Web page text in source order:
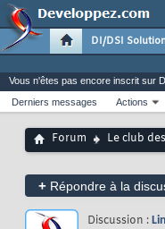
DI/DSI
Vous n'êtes pas encore inscrit sur
Derniers messages
Actions
Forum Le club
+ Répondre à la
Discussion :